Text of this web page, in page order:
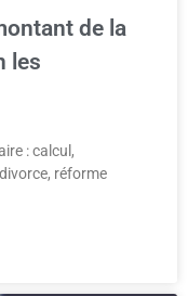
de la
les
: calcul,
réforme